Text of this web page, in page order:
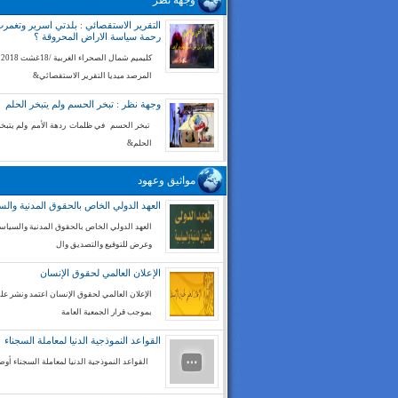
التقرير الاستقصائي : بلدتي اسرير
رحمة سياسة الاراض المحروقة ؟
المرصد ميديا التقرير الاستقصائي&
وجهة نظر : تبخر الحسم ولم يتبخر الحلم
تبخر الحسم في ظلمات ردهة الأمم ولم
الحلم&
مواثيق وعهود
العهد الدولي الخاص بالحقوق المدنية
العهد الدولي الخاص بالحقوق المدنية
وعرض للتوقيع والتصديق وال
الإعلان العالمي لحقوق الإنسان
الإعلان العالمي لحقوق الإنسان اعتمد ونشر
بموجب قرار الجمعية العامة
القواعد النموذجية الدنيا لمعاملة السجناء
القواعد النموذجية الدنيا لمعاملة السجناء